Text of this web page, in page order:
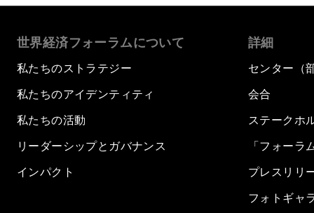
世界経済フォーラムについて
私たちのストラテジー
私たちのアイデンティティ
私たちの活動
リーダーシップとガバナンス
インパクト
詳細
センター（
会合
ステークホ
「フォーラ
プレスリリ
フォトギャ